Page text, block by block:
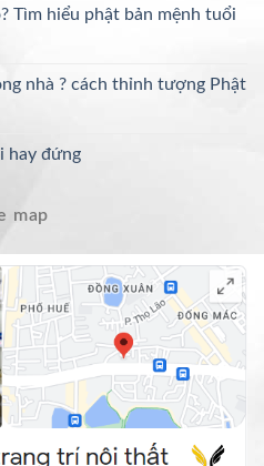
Tìm hiểu phật bản mệnh tuổi
nhà ? cách thỉnh tượng Phật
hay đứng
map